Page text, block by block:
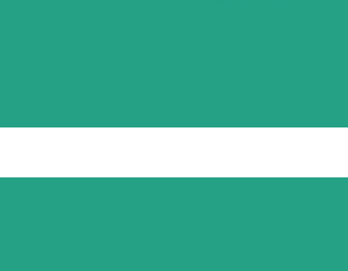
की शायरी मैं हैरान हूं तेरी मनमानियां के